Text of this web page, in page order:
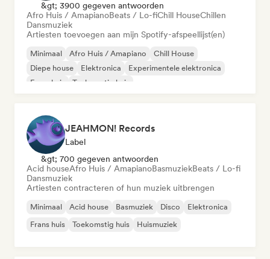
&gt; 3900 gegeven antwoorden
Afro Huis / AmapianoBeats / Lo-fiChill HouseChillen
Dansmuziek
Artiesten toevoegen aan mijn Spotify-afspeellijst(en)
Minimaal Afro Huis / Amapiano
Chill House
Diepe house
Elektronica
Experimentele elektronica
Frans huis
Toekomstig huis
JEAHMON! Records
Label
&gt; 700 gegeven antwoorden
Acid houseAfro Huis / AmapianoBasmuziekBeats / Lo-fi
Dansmuziek
Artiesten contracteren of hun muziek uitbrengen
Minimaal Acid house Basmuziek Disco
Elektronica
Frans huis
Toekomstig huis Huismuziek